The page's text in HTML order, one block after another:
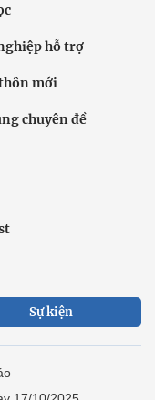
hỗ trợ
mới
chuyên đề
Sự kiện